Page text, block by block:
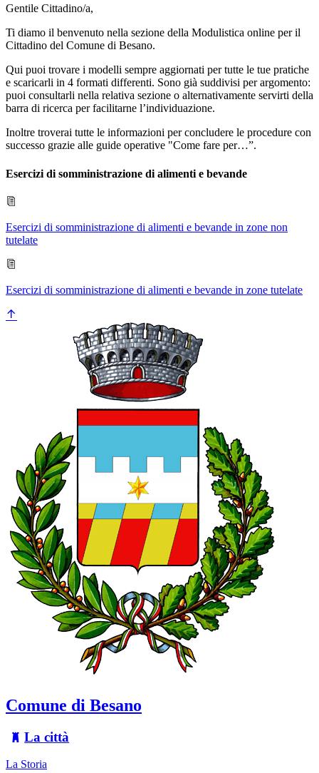
Gentile Cittadino/a,
Ti diamo il benvenuto nella sezione della Modulistica online per il
Cittadino del Comune di Besano.
Qui puoi trovare i modelli sempre aggiornati per tutte le tue pratiche
e scaricarli in 4 formati differenti. Sono già suddivisi per argomento:
puoi consultarli nella relativa sezione o alternativamente servirti della
barra di ricerca per facilitarne l’individuazione.
Inoltre troverai tutte le informazioni per concludere le procedure con
successo grazie alle guide operative "Come fare per…”.
Esercizi di somministrazione di alimenti e bevande
Esercizi di somministrazione di alimenti e bevande in zone non
tutelate
Esercizi di somministrazione di alimenti e bevande in zone tutelate
Comune di Besano
La città
La Storia